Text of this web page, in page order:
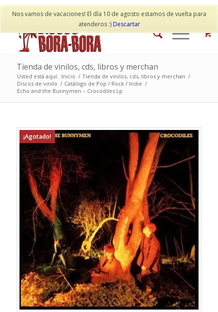
Nos vamos de vacaciones! El día 10 de agosto estamos de vuelta para
atenderos :)Descartar
Mi cuenta Contacto
Tienda de vinilos, cds, libros y merchan
Usted está aquí: Inicio / Tienda de vinilos, cds, libros y merchan /
Discos de vinilo / Catálogo de Pop / Rock / Indie /
Echo and the Bunnymen – Crocodiles Lp
¡Agotado!